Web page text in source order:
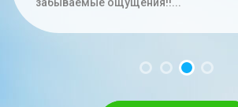
час. Меньше на троих времени не...
забываемые ощущения!!...
Спасибо,что относитесь как к своим...